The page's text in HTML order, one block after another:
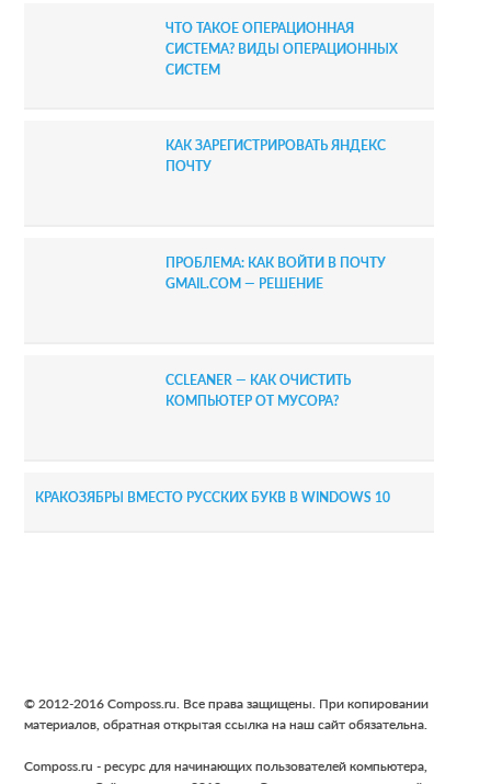
ЧТО ТАКОЕ ОПЕРАЦИОННАЯ
СИСТЕМА? ВИДЫ ОПЕРАЦИОННЫХ
СИСТЕМ
КАК ЗАРЕГИСТРИРОВАТЬ ЯНДЕКС
ПОЧТУ
ПРОБЛЕМА: КАК ВОЙТИ В ПОЧТУ
GMAIL.COM — РЕШЕНИЕ
CCLEANER — КАК ОЧИСТИТЬ
КОМПЬЮТЕР ОТ МУСОРА?
КРАКОЗЯБРЫ ВМЕСТО РУССКИХ БУКВ В WINDOWS 10
Footer
© 2012-2016 Composs.ru. Все права защищены. При копировании
материалов, обратная открытая ссылка на наш сайт обязательна.
Composs.ru - ресурс для начинающих пользователей компьютера,